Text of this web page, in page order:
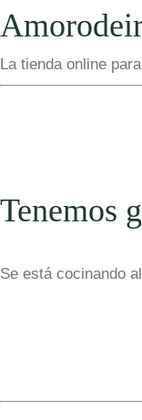
La tienda online
Tenemos
Se está cocinando